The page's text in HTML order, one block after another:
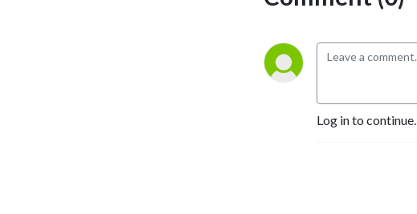
Log in to continue.